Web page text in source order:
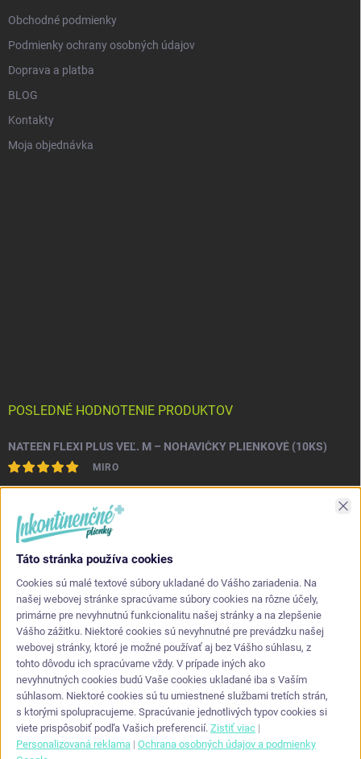
Obchodné podmienky
Podmienky ochrany osobných údajov
Doprava a platba
BLOG
Kontakty
Moja objednávka
POSLEDNÉ HODNOTENIE PRODUKTOV
NATEEN FLEXI PLUS VEĽ. M – NOHAVIČKY PLIENKOVÉ (10KS)
MIRO
nepretekajú po stranách.
KONTAKT
info @inkontinencneplienky.sk
+421 948 864 624
Táto stránka používa cookies
Cookies sú malé textové súbory ukladané do Vášho zariadenia. Na
našej webovej stránke spracúvame súbory cookies na rôzne účely,
primárne pre nevyhnutnú funkcionalitu našej stránky a na zlepšenie
Vášho zážitku. Niektoré cookies sú nevyhnutné pre prevádzku našej
webovej stránky, ktoré je možné používať aj bez Vášho súhlasu, z
tohto dôvodu ich spracúvame vždy. V prípade iných ako
nevyhnutných cookies budú Vaše cookies ukladané iba s Vaším
súhlasom. Niektoré cookies sú tu umiestnené službami tretích strán,
s ktorými spolupracujeme. Spracúvanie jednotlivých typov cookies si
viete prispôsobiť podľa Vašich preferencií. Zistiť viac |
Personalizovaná reklama | Ochrana osobných údajov a podmienky